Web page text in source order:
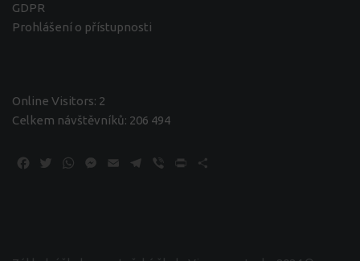
GDPR
Prohlášení o přístupnosti
Online Visitors: 2
Celkem návštěvníků: 206 494
Facebook
TwitterWhatsApp
Messenger
Email Telegram
Viber Print